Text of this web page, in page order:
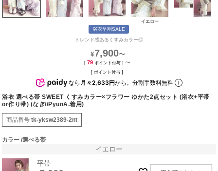
イエロー
浴衣早割SALE
トレンド感あるくすみカラー◎
¥7,900〜
[ 79 ポイント付与 ] 〜
[ ポイント付与 ]
なら 月々2,633円から。分割手数料無料
浴衣 選べる帯 SWEET くすみカラー×フラワー ゆかた2点セット (浴衣+平帯
or作り帯) (なぎ//PyunA.着用)
商品番号 tk-yksw2389-2nt
カラー 選べる帯
イエロー
平帯